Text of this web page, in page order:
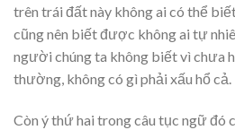
trên trái đất này không ai có thể
cũng nên biết được không ai tự
người chúng ta không biết vì chưa
thường, không có gì phải xấu hổ cả.
Còn ý thứ hai trong câu tục ngữ đó